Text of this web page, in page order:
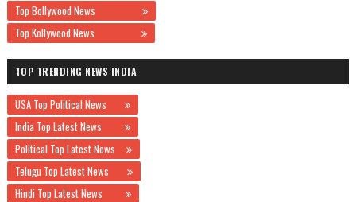
Top Bollywood News
Top Kollywood News
TOP TRENDING NEWS INDIA
USA Top Political News
India Top Latest News
Political Top Latest News
Telugu Top Latest News
Hindi Top Latest News